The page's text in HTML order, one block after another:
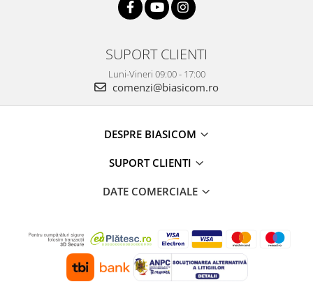
SUPORT CLIENTI
Luni-Vineri 09:00 - 17:00
comenzi@biasicom.ro
DESPRE BIASICOM
SUPORT CLIENTI
DATE COMERCIALE